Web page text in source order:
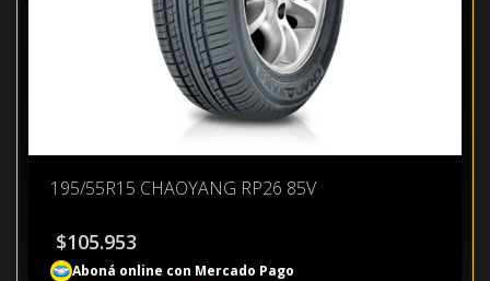
195/55R15 CHAOYANG RP26 85V
$105.953
Aboná online con Mercado Pago